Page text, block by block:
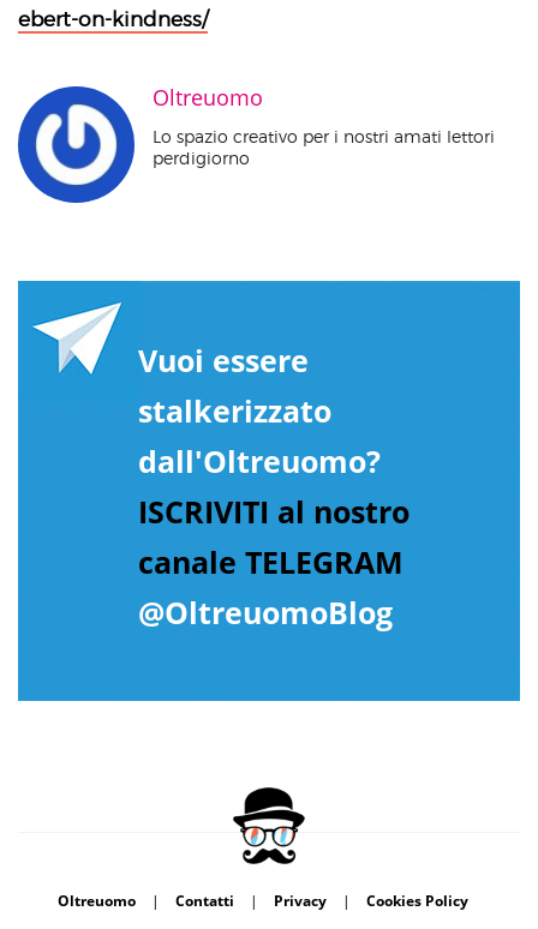
ebert-on-kindness/
Oltreuomo
Lo spazio creativo per i nostri amati lettori
perdigiorno
Vuoi essere
stalkerizzato
dall'Oltreuomo?
ISCRIVITI al nostro
canale TELEGRAM
@OltreuomoBlog
Oltreuomo | Contatti | Privacy | Cookies Policy